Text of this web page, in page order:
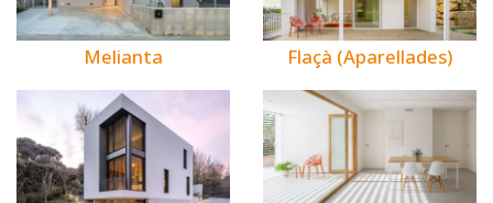
Melianta Flaçà (Aparellades)